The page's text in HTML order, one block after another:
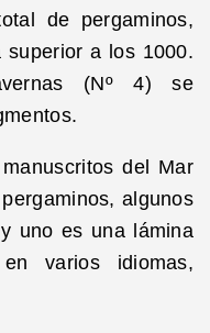
de pergaminos,
superior a los 1000.
(Nº 4) se
del Mar
algunos
uno es una lámina
varios idiomas,